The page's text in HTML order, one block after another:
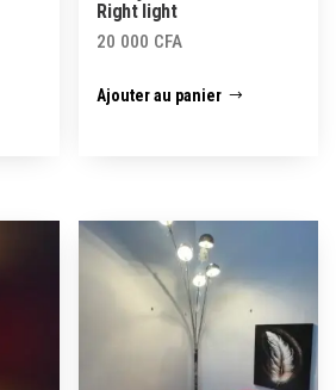
Right light
20 000 CFA
Ajouter au panier